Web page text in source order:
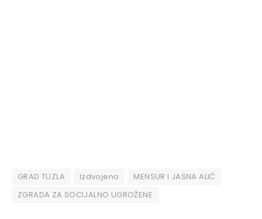
GRAD TUZLA Izdvojeno
MENSUR I JASNA ALIĆ
ZGRADA ZA SOCIJALNO UGROŽENE